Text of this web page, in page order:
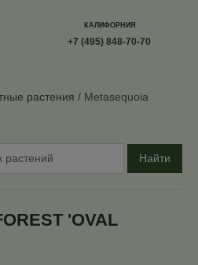
КАЛИФОРНИЯ
+7 (495) 848-70-70
растения
Metasequoia
Найти
'OVAL